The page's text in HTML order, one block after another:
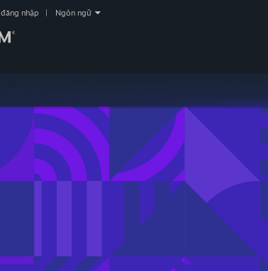
đăng nhập Ngôn ngữ